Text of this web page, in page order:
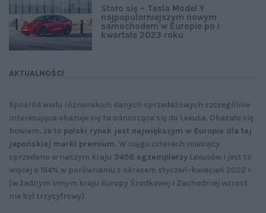
AKTUALNOŚCI
Stało się – Tesla Model Y
najpopularniejszym nowym
samochodem w Europie po I
kwartale 2023 roku
Spośród wielu różnorakich danych sprzedażowych szczególnie
interesująca okazuje się ta odnosząca się do Lexusa. Okazało się
bowiem, że to polski rynek jest największym w Europie dla tej
japońskiej marki premium. W ciągu czterech miesięcy
sprzedano w naszym kraju 3456 egzemplarzy Lexusów i jest to
więcej o 164% w porównaniu z okresem styczeń-kwiecień 2022 r.
(w żadnym innym kraju Europy Środkowej i Zachodniej wzrost
nie był trzycyfrowy).